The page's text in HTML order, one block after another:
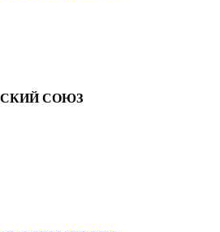
СОЮЗ